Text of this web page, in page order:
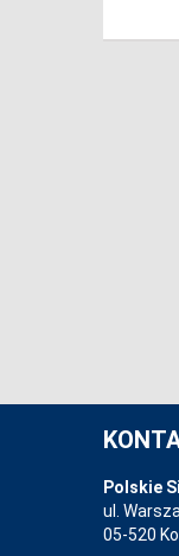
Polskie
ul.
05-520